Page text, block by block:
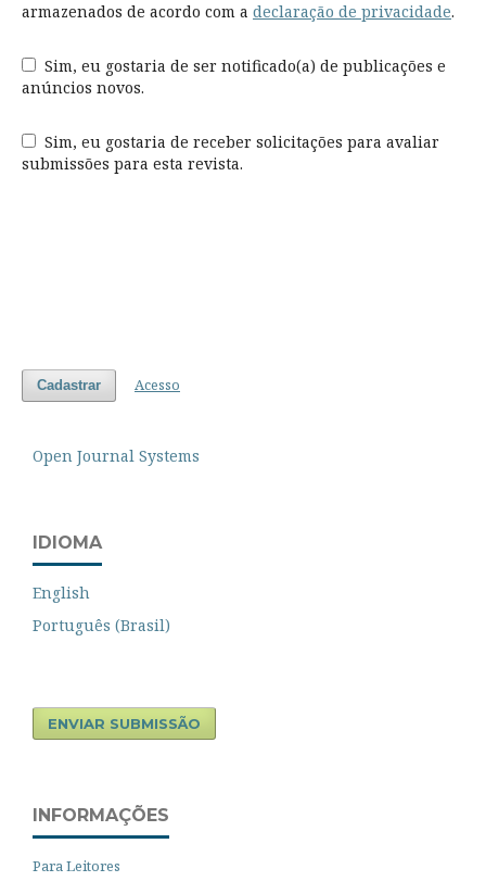
armazenados de acordo com a declaração de privacidade.
anúncios novos.
submissões para esta revista.
Cadastrar Acesso
Open Journal Systems
IDIOMA
English
Português (Brasil)
ENVIAR SUBMISSÃO
INFORMAÇÕES
Para Leitores